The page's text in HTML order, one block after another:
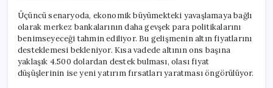
Üçüncü senaryoda, ekonomik büyümekteki yavaşlamaya bağlı
olarak merkez bankalarının daha gevşek para politikalarını
benimseyeceği tahmin ediliyor. Bu gelişmenin altın fiyatlarını
desteklemesi bekleniyor. Kısa vadede altının ons başına
yaklaşık 4.500 dolardan destek bulması, olası fiyat
düşüşlerinin ise yeni yatırım fırsatları yaratması öngörülüyor.